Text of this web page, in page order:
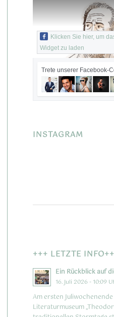
Klicken Sie hier, um
Widget zu laden
Trete unserer Facebook-
INSTAGRAM
+++ LETZTE
Ein Rückblick auf
16. Juli 2026 - 10:09
Am ersten
Literaturmuseum